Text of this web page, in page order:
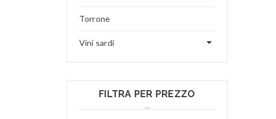
Torrone
Vini sardi
FILTRA PER PREZZO